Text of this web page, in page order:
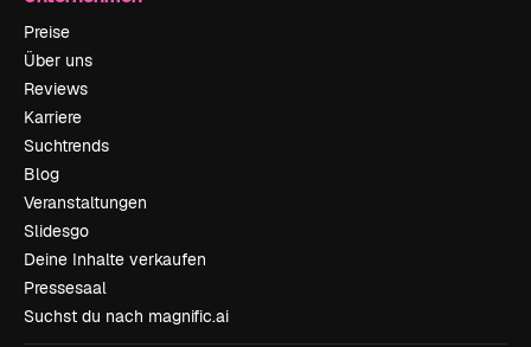
Preise
Über uns
Reviews
Karriere
Suchtrends
Blog
Veranstaltungen
Slidesgo
Deine Inhalte verkaufen
Pressesaal
Suchst du nach magnific.ai